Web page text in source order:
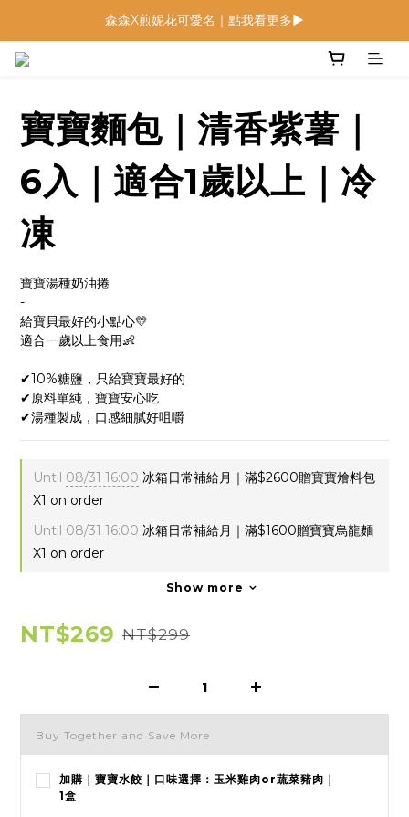
低鈉燉飯燉麵回歸 趕緊補貨！
森森X煎妮花可愛名｜點我看更多▶
寶寶麵包｜清香紫薯｜
6入｜適合1歲以上｜冷
凍
寶寶湯種奶油捲
-
給寶貝最好的小點心💛
適合一歲以上食用👶
✔︎10%糖鹽，只給寶寶最好的
✔︎原料單純，寶寶安心吃
✔︎湯種製成，口感細膩好咀嚼
Until 08/31 16:00 冰箱日常補給月｜滿$2600贈寶寶燴料包
X1 on order
Until 08/31 16:00 冰箱日常補給月｜滿$1600贈寶寶烏龍麵
X1 on order
Show more
NT$269 NT$299
Buy Together and Save More
加購｜寶寶水餃｜口味選擇：玉米雞肉or蔬菜豬肉｜
1盒